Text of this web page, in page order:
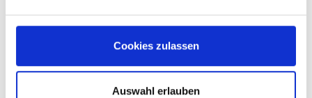
Cookies zulassen
Auswahl erlauben
Was wir bieten:
Arbeitsatmosphäre – für die
Zukunft aufgestellt